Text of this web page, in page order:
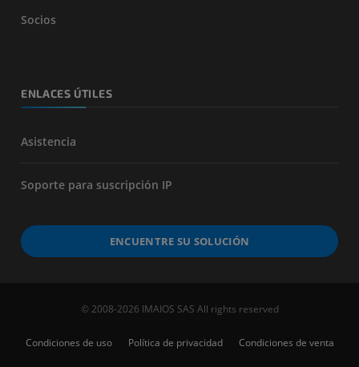
Socios
ENLACES ÚTILES
Asistencia
Soporte para suscripción IP
ENCUENTRE SU SOLUCIÓN
© 2008-2026 IMAIOS SAS All rights reserved
Condiciones de uso Política de privacidad Condiciones de venta